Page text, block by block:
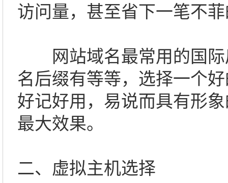
访问量，甚至省下一笔不
网站域名最常用的国际
名后缀有等等，选择一个
好记好用，易说而具有形
最大效果。
二、虚拟主机选择